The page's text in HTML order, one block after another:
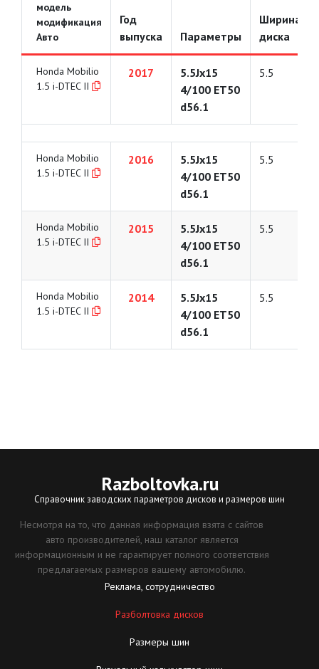
модель
модификация
Авто
Год
выпуска
Параметры
Ширина
диска
Honda Mobilio
1.5 i-DTEC II
2017
5.5Jx15
4/100 ET50
d56.1
5.5
Honda Mobilio
1.5 i-DTEC II
2016
5.5Jx15
4/100 ET50
d56.1
5.5
Honda Mobilio
1.5 i-DTEC II
2015
5.5Jx15
4/100 ET50
d56.1
5.5
Honda Mobilio
1.5 i-DTEC II
2014
5.5Jx15
4/100 ET50
d56.1
5.5
Razboltovka.ru
Справочник заводских параметров дисков и размеров шин
Несмотря на то, что данная информация взята с сайтов
авто производителей, наш каталог является
информационным и не гарантирует полного соответствия
предлагаемых размеров вашему автомобилю.
Реклама, сотрудничество
Разболтовка дисков
Размеры шин